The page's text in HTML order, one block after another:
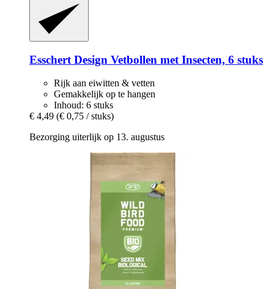
Esschert Design Vetbollen met Insecten, 6 stuks
Rijk aan eiwitten & vetten
Gemakkelijk op te hangen
Inhoud: 6 stuks
€ 4,49 (€ 0,75 / stuks)
Bezorging uiterlijk op 13. augustus